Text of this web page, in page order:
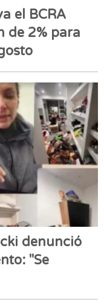
el BCRA
de 2% para
denunció
"Se